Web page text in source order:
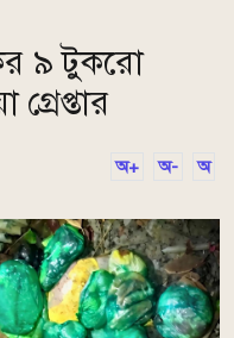
৯ টুকরো
অ+ অ- অ